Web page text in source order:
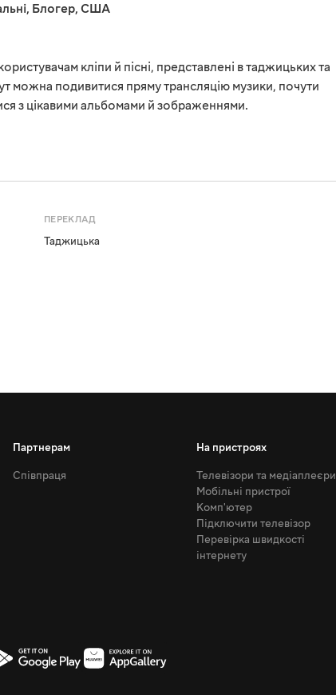
, Блогер, США
кліпи й пісні, представлені в таджицьких та
можна подивитися пряму трансляцію музики, почути
з цікавими альбомами й зображеннями.
ПЕРЕКЛАД
Таджицька
Партнерам
Співпраця
На пристроях
Телевізори та медіаплеєри
Мобільні пристрої
Комп'ютер
Підключити телевізор
Перевірка швидкості
інтернету